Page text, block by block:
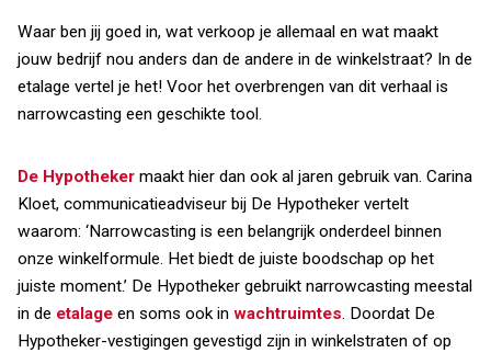
Waar ben jij goed in, wat verkoop je allemaal en wat maakt
jouw bedrijf nou anders dan de andere in de winkelstraat? In de
etalage vertel je het! Voor het overbrengen van dit verhaal is
narrowcasting een geschikte tool.
De Hypotheker maakt hier dan ook al jaren gebruik van. Carina
Kloet, communicatieadviseur bij De Hypotheker vertelt
waarom: ‘Narrowcasting is een belangrijk onderdeel binnen
onze winkelformule. Het biedt de juiste boodschap op het
juiste moment.’ De Hypotheker gebruikt narrowcasting meestal
in de etalage en soms ook in wachtruimtes. Doordat De
Hypotheker-vestigingen gevestigd zijn in winkelstraten of op